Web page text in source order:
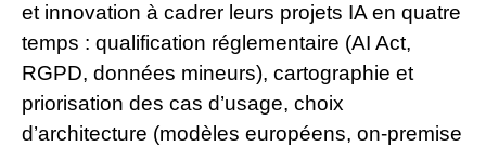
et innovation à cadrer leurs projets IA en quatre
temps : qualification réglementaire (AI Act,
RGPD, données mineurs), cartographie et
priorisation des cas d’usage, choix
d’architecture (modèles européens, on-premise